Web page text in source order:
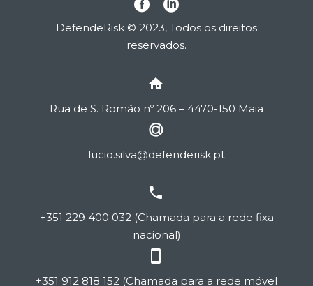
DefendeRisk © 2023, Todos os direitos
reservados.


Rua de S. Romão nº 206 – 4470-150 Maia


lucio.silva@defenderisk.pt


+351 229 400 032 (Chamada para a rede fixa
nacional)


+351 912 818 152 (Chamada para a rede móvel